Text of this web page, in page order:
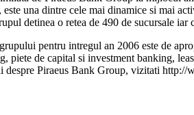
una dintre cele mai dinamice si mai
detinea o retea de 490 de sucursale iar
pentru intregul an 2006 este de
de capital si investment banking,
Piraeus Bank Group, vizitati http://